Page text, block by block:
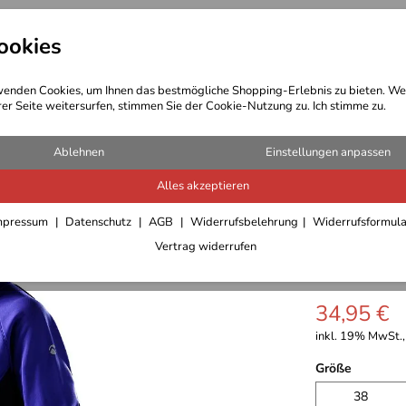
Cookies, um Ihnen das bestmögliche Shopping-Erlebnis zu bieten.
Seite weitersurfen, stimmen Sie der Cookie-Nutzung zu. Ich stimme zu.
Ablehnen Einstellungen anpassen
Alles akzeptieren
Datenschutz AGB Widerrufsbelehrung
Vertrag widerrufen
Bekleidung Outdoor Ausrüstung
Gelert
34,95 €
inkl. 19%
Größe
38